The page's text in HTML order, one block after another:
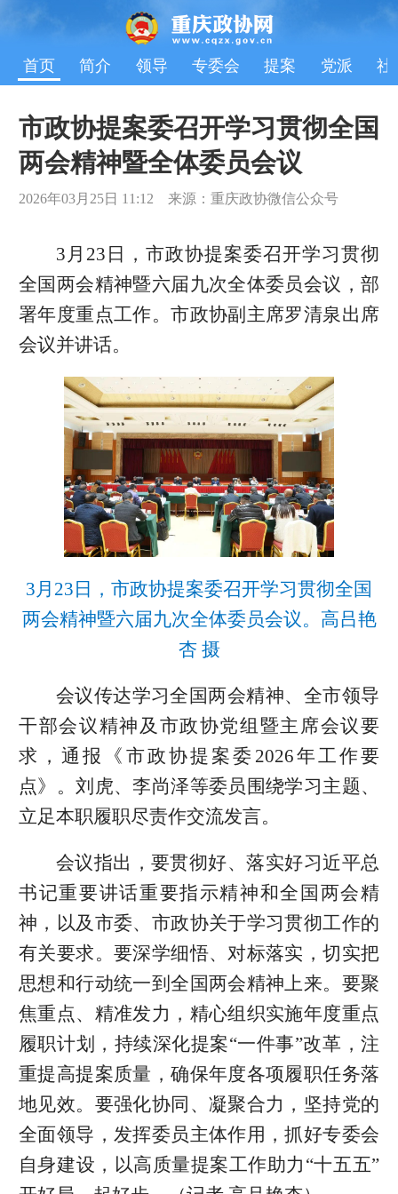
首页 简介 领导 专委会 提案 党派 社
市政协提案委召开学习贯彻全国
两会精神暨全体委员会议
2026年03月25日 11:12 来源：重庆政协微信公众号
3月23日，市政协提案委召开学习贯彻
全国两会精神暨六届九次全体委员会议，部
署年度重点工作。市政协副主席罗清泉出席
会议并讲话。
3月23日，市政协提案委召开学习贯彻全国
两会精神暨六届九次全体委员会议。高吕艳
杏 摄
会议传达学习全国两会精神、全市领导
干部会议精神及市政协党组暨主席会议要
求，通报《市政协提案委2026年工作要
点》。刘虎、李尚泽等委员围绕学习主题、
立足本职履职尽责作交流发言。
会议指出，要贯彻好、落实好习近平总
书记重要讲话重要指示精神和全国两会精
神，以及市委、市政协关于学习贯彻工作的
有关要求。要深学细悟、对标落实，切实把
思想和行动统一到全国两会精神上来。要聚
焦重点、精准发力，精心组织实施年度重点
履职计划，持续深化提案“一件事”改革，注
重提高提案质量，确保年度各项履职任务落
地见效。要强化协同、凝聚合力，坚持党的
全面领导，发挥委员主体作用，抓好专委会
自身建设，以高质量提案工作助力“十五五”